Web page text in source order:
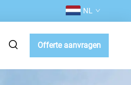
NL
Offerte aanvragen